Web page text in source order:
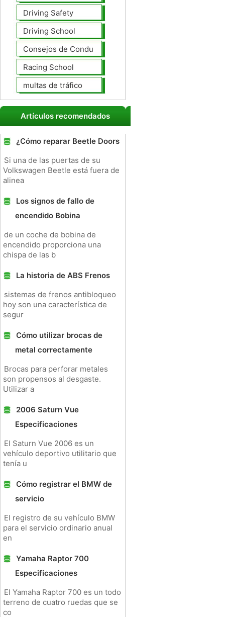
Driving Safety
Driving School
Consejos de Conducción
Racing School
multas de tráfico
Artículos recomendados
¿Cómo reparar Beetle Doors
Si una de las puertas de su
Volkswagen Beetle está fuera de
alinea
Los signos de fallo de
encendido Bobina
de un coche de bobina de
encendido proporciona una
chispa de las b
La historia de ABS Frenos
sistemas de frenos antibloqueo
hoy son una característica de
segur
Cómo utilizar brocas de
metal correctamente
Brocas para perforar metales
son propensos al desgaste.
Utilizar a
2006 Saturn Vue
Especificaciones
El Saturn Vue 2006 es un
vehículo deportivo utilitario que
tenía u
Cómo registrar el BMW de
servicio
El registro de su vehículo BMW
para el servicio ordinario anual
en
Yamaha Raptor 700
Especificaciones
El Yamaha Raptor 700 es un todo
terreno de cuatro ruedas que se
co